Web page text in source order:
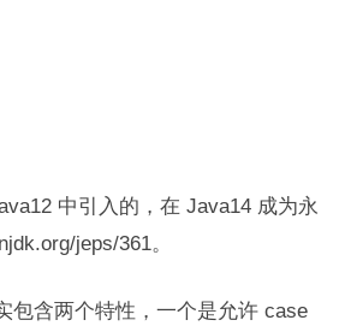
中引入的，在 Java14 成为永
jeps/361。
包含两个特性，一个是允许 case